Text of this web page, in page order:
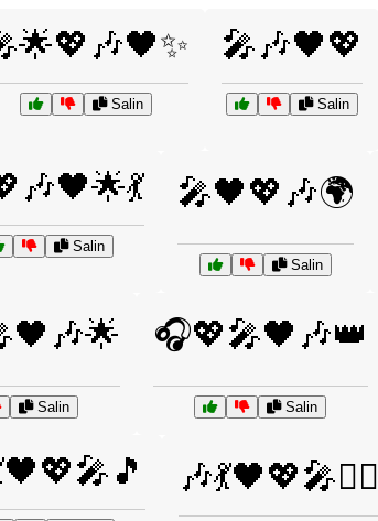
Salin
🎤🎶🖤💖
Salin
Salin
🎤🖤💖🎶🌍
Salin
Salin
🎧💖🎤🖤🎶👑
Salin
🎶💃🖤💖🎤👯‍♀️